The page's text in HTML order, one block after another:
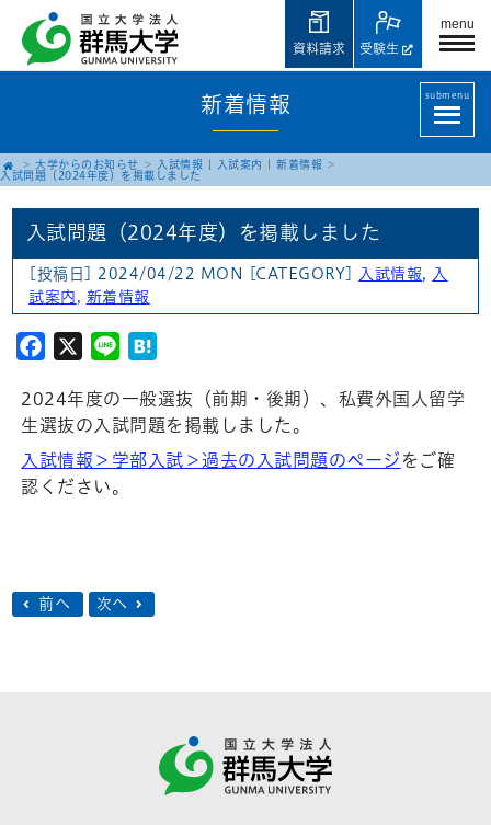
menu
受験生
資料請求
新着情報 submenu
大学からのお知らせ 入試情報 入試案内
新着情報
入試問題（2024年度）を掲載しました
入試問題（2024年度）を掲載しました
[投稿日] 2024/04/22 MON [CATEGORY] 入試情報,
入
試案内 , 新着情報
Facebook
X Line
2024年度の一般選抜（前期・後期）、私費外国人留学
生選抜の入試問題を掲載しました。
入試情報＞学部入試＞過去の入試問題のページ をご確
認ください。
前へ 次へ